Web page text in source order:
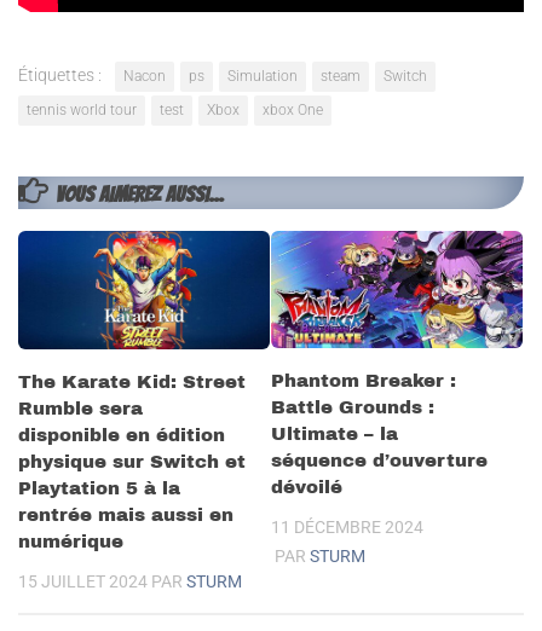
Étiquettes : Nacon ps Simulation steam
Switch
tennis world tour
test Xbox xbox One
VOUS AIMEREZ AUSSI...
The Karate Kid: Street
Rumble sera
disponible en édition
physique sur Switch et
Playtation 5 à la
rentrée mais aussi en
numérique
15 JUILLET 2024 PAR STURM
Phantom Breaker :
Battle Grounds :
Ultimate – la
séquence d’ouverture
dévoilé
11 DÉCEMBRE 2024
PAR STURM